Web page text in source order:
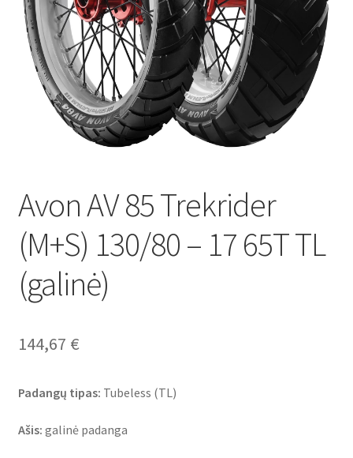
Avon AV 85 Trekrider
(M+S) 130/80 – 17 65T TL
(galinė)
144,67 €
Padangų tipas: Tubeless (TL)
Ašis: galinė padanga